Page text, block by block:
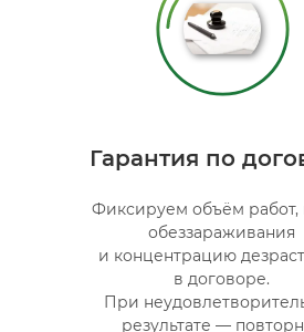
Гарантия по
Фиксируем объём работ,
обеззараживания
и концентрацию
в договоре.
При
результате —